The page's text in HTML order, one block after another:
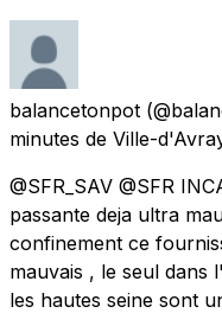
balancetonpot
minutes de Ville-
@SFR_SAV @SFR
passante deja ultra
confinement ce
mauvais , le seul dans
les hautes seine sont